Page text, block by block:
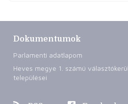
Dokumentumok
Parlamenti adatlapom
Heves megye 1. számú
települései